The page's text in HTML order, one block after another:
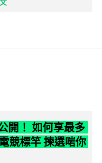
開！ 如何享最多
競標竿 揀選啱你